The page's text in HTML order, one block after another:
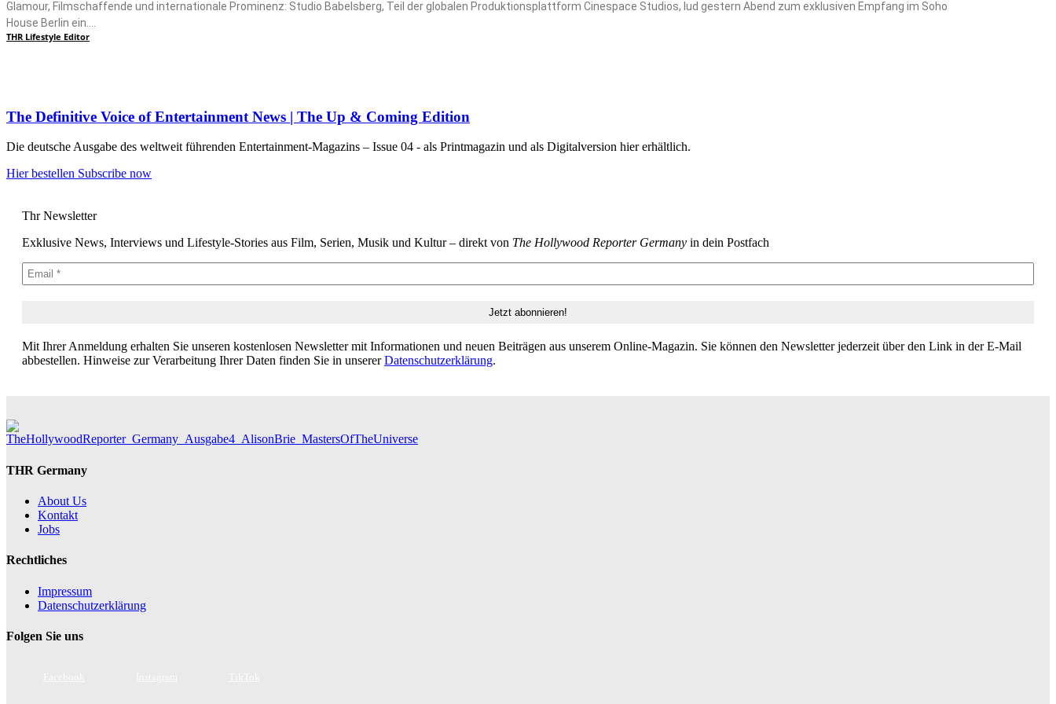
Glamour, Filmschaffende und internationale Prominenz: Studio Babelsberg, Teil der globalen Produktionsplattform Cinespace Studios, lud gestern Abend zum exklusiven Empfang im Soho
House Berlin ein....
THR Lifestyle Editor
The Definitive Voice of Entertainment News | The Up & Coming Edition
Die deutsche Ausgabe des weltweit führenden Entertainment-Magazins – Issue 04 - als Printmagazin und als Digitalversion hier erhältlich.
Hier bestellen Subscribe now
Thr Newsletter
Exklusive News, Interviews und Lifestyle-Stories aus Film, Serien, Musik und Kultur – direkt von The Hollywood Reporter Germany in dein Postfach
Mit Ihrer Anmeldung erhalten Sie unseren kostenlosen Newsletter mit Informationen und neuen Beiträgen aus unserem Online-Magazin. Sie können den Newsletter jederzeit über den Link in der E-Mail
abbestellen. Hinweise zur Verarbeitung Ihrer Daten finden Sie in unsererDatenschutzerklärung.
THR Germany
About Us
Kontakt
Jobs
Rechtliches
Impressum
Datenschutzerklärung
Folgen Sie uns